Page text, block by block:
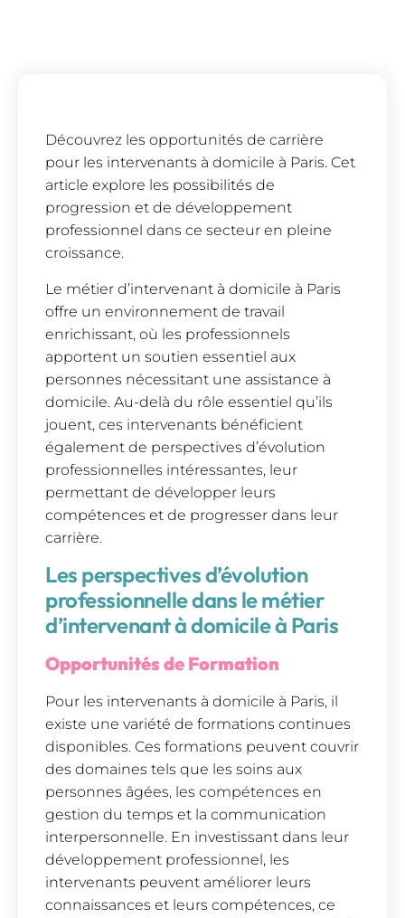
Découvrez les opportunités de carrière
pour les intervenants à domicile à Paris. Cet
article explore les possibilités de
progression et de développement
professionnel dans ce secteur en pleine
croissance.
Le métier d’intervenant à domicile à Paris
offre un environnement de travail
enrichissant, où les professionnels
apportent un soutien essentiel aux
personnes nécessitant une assistance à
domicile. Au-delà du rôle essentiel qu’ils
jouent, ces intervenants bénéficient
également de perspectives d’évolution
professionnelles intéressantes, leur
permettant de développer leurs
compétences et de progresser dans leur
carrière.
Les perspectives d’évolution
professionnelle dans le métier
d’intervenant à domicile à Paris
Opportunités de Formation
Pour les intervenants à domicile à Paris, il
existe une variété de formations continues
disponibles. Ces formations peuvent couvrir
des domaines tels que les soins aux
personnes âgées, les compétences en
gestion du temps et la communication
interpersonnelle. En investissant dans leur
développement professionnel, les
intervenants peuvent améliorer leurs
connaissances et leurs compétences, ce